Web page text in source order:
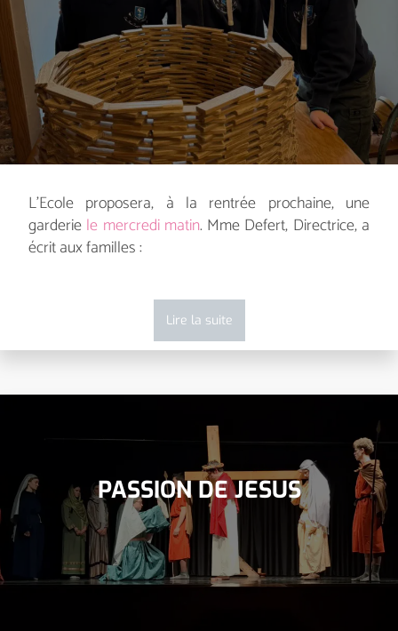
L'Ecole proposera, à la rentrée prochaine, une
garderie le mercredi matin. Mme Defert, Directrice, a
écrit aux familles :
Lire la suite
PASSION DE JESUS